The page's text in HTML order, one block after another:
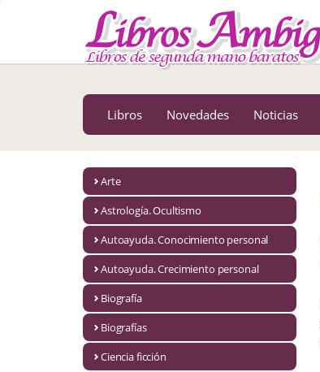
MENÚ PRINCIPAL
Astrología. Ocultismo
Autoayuda. Conocimiento personal
Autoayuda. Crecimiento personal
Libros Novedades Noticias
Arte
Astrología. Ocultismo
Autoayuda. Conocimiento personal
Autoayuda. Crecimiento personal
Biografía
Biografías
Ciencia ficción